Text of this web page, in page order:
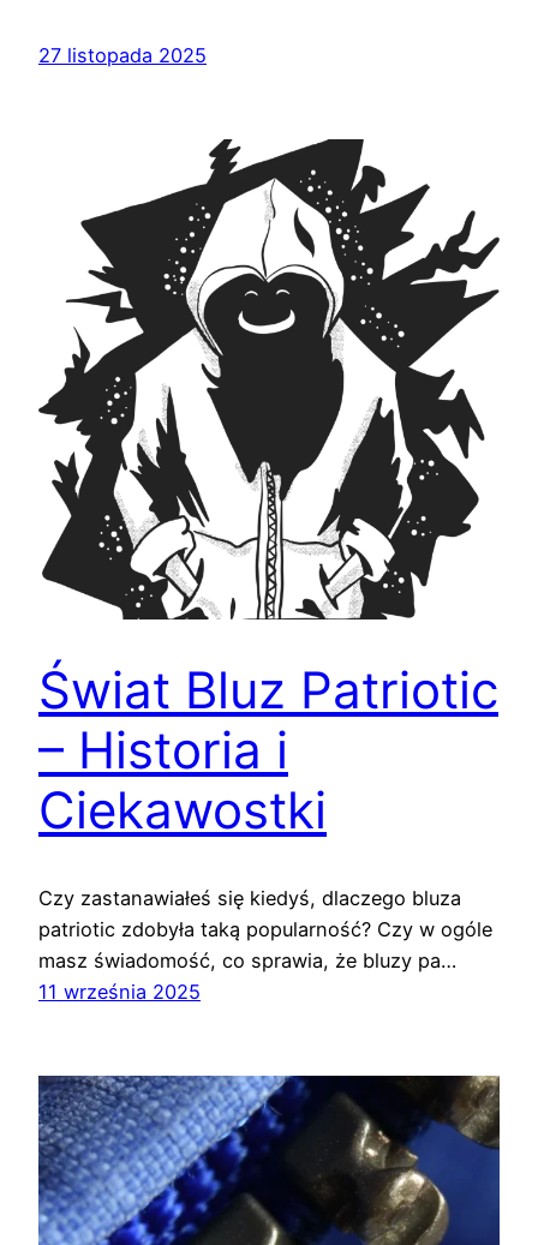
27 listopada 2025
Świat Bluz Patriotic
– Historia i
Ciekawostki
Czy zastanawiałeś się kiedyś, dlaczego bluza
patriotic zdobyła taką popularność? Czy w ogóle
masz świadomość, co sprawia, że bluzy pa…
11 września 2025